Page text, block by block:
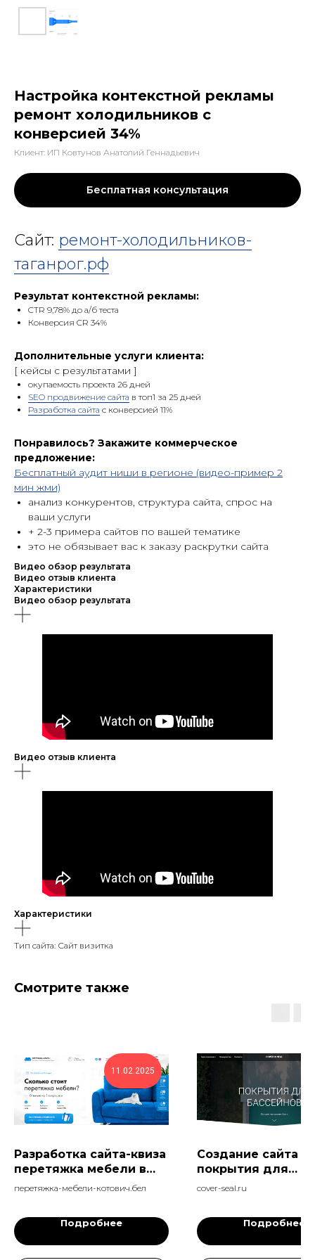
Настройка контекстной рекламы
ремонт холодильников с
конверсией 34%
Клиент: ИП Ковтунов Анатолий Геннадьевич
Бесплатная консультация
Сайт: ремонт-холодильников-
таганрог.рф
Результат контекстной рекламы:
CTR 9,78% до а/б теста
Конверсия CR 34%
Дополнительные услуги клиента:
[ кейсы c результатами ]
окупаемость проекта 26 дней
SEO продвижение сайта в топ1 за 25 дней
Разработка сайта с конверсией 11%
Понравилось? Закажите коммерческое
предложение:
Бесплатный аудит ниши в регионе (видео-пример 2
мин жми)
анализ конкурентов, структура сайта, спрос на
ваши услуги
+ 2-3 примера сайтов по вашей тематике
это не обязывает вас к заказу раскрутки сайта
Видео обзор результата
Видео отзыв клиента
Характеристики
Видео обзор результата
Видео отзыв клиента
Характеристики
Тип сайта: Сайт визитка
Смотрите также
11.02.2025
Разработка сайта-квиза
перетяжка мебели в
Слуцке - конверсия 14%
перетяжка-мебели-котович.бел
Подробнее
Создание сайта
покрытия для
бассейнов
cover-seal.ru
Подробнее